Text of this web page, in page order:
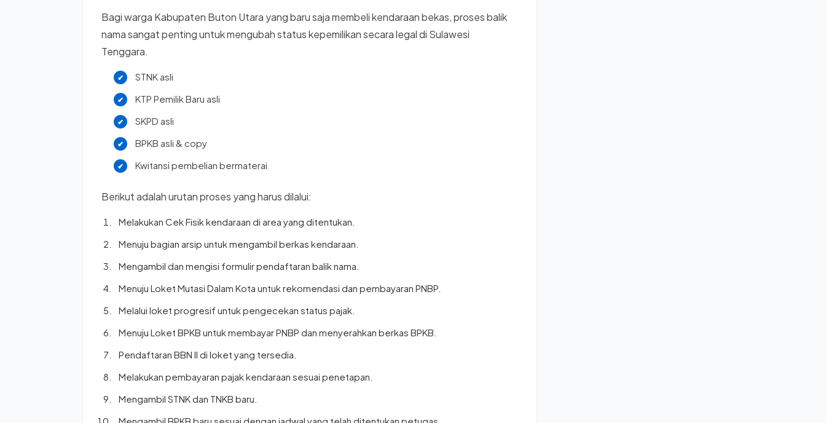
Bagi warga Kabupaten Buton Utara yang baru saja membeli kendaraan bekas, proses balik
nama sangat penting untuk mengubah status kepemilikan secara legal di Sulawesi
Tenggara.
STNK asli
KTP Pemilik Baru asli
SKPD asli
BPKB asli & copy
Kwitansi pembelian bermaterai
Berikut adalah urutan proses yang harus dilalui:
Melakukan Cek Fisik kendaraan di area yang ditentukan.
Menuju bagian arsip untuk mengambil berkas kendaraan.
Mengambil dan mengisi formulir pendaftaran balik nama.
Menuju Loket Mutasi Dalam Kota untuk rekomendasi dan pembayaran PNBP.
Melalui loket progresif untuk pengecekan status pajak.
Menuju Loket BPKB untuk membayar PNBP dan menyerahkan berkas BPKB.
Pendaftaran BBN II di loket yang tersedia.
Melakukan pembayaran pajak kendaraan sesuai penetapan.
Mengambil STNK dan TNKB baru.